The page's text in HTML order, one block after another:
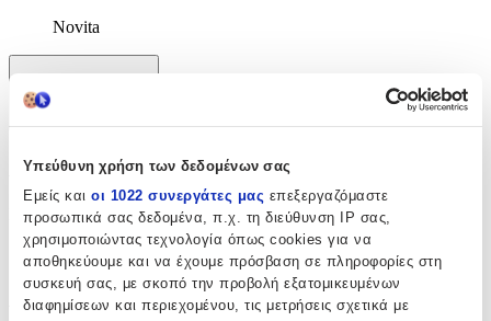
Υπεύθυνη χρήση των δεδομένων σας
Εμείς και οι 1022 συνεργάτες μας επεξεργαζόμαστε
προσωπικά σας δεδομένα, π.χ. τη διεύθυνση IP σας,
χρησιμοποιώντας τεχνολογία όπως cookies για να
αποθηκεύουμε και να έχουμε πρόσβαση σε πληροφορίες στη
συσκευή σας, με σκοπό την προβολή εξατομικευμένων
διαφημίσεων και περιεχομένου, τις μετρήσεις σχετικά με
Novita
Χαρακτηριστικά
Κατασκευαστής:
Novita
Αξιολογήσεις